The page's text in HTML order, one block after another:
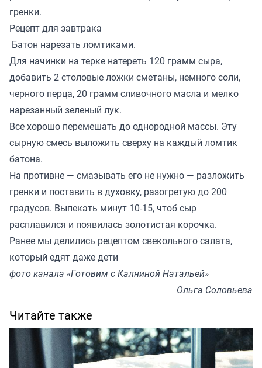
гренки.
Рецепт для завтрака
Батон нарезать ломтиками.
Для начинки на терке натереть 120 грамм сыра,
добавить 2 столовые ложки сметаны, немного соли,
черного перца, 20 грамм сливочного масла и мелко
нарезанный зеленый лук.
Все хорошо перемешать до однородной массы. Эту
сырную смесь выложить сверху на каждый ломтик
батона.
На противне — смазывать его не нужно — разложить
гренки и поставить в духовку, разогретую до 200
градусов. Выпекать минут 10-15, чтоб сыр
расплавился и появилась золотистая корочка.
Ранее мы делились рецептом свекольного салата,
который едят даже дети
фото канала «Готовим с Калниной Натальей»
Ольга Соловьева
Читайте также